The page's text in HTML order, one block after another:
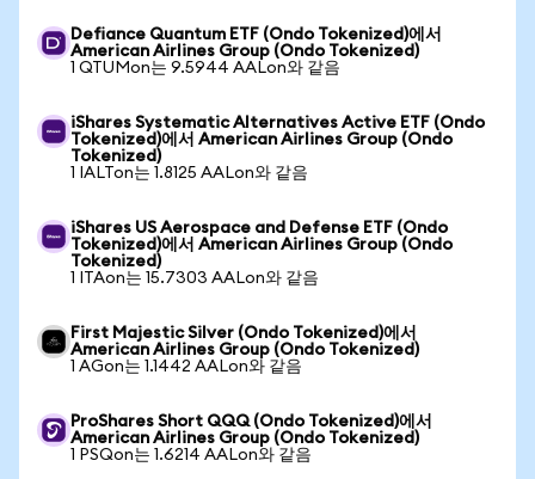
Defiance Quantum ETF (Ondo Tokenized)에서
American Airlines Group (Ondo Tokenized)
1 QTUMon는 9.5944 AALon와 같음
iShares Systematic Alternatives Active ETF (Ondo
Tokenized)에서 American Airlines Group (Ondo
Tokenized)
1 IALTon는 1.8125 AALon와 같음
iShares US Aerospace and Defense ETF (Ondo
Tokenized)에서 American Airlines Group (Ondo
Tokenized)
1 ITAon는 15.7303 AALon와 같음
First Majestic Silver (Ondo Tokenized)에서
American Airlines Group (Ondo Tokenized)
1 AGon는 1.1442 AALon와 같음
ProShares Short QQQ (Ondo Tokenized)에서
American Airlines Group (Ondo Tokenized)
1 PSQon는 1.6214 AALon와 같음